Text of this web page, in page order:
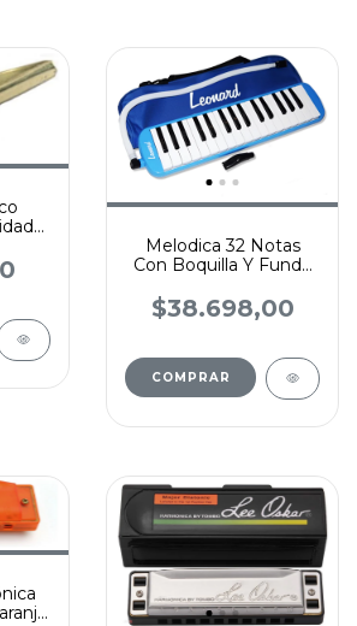
Melodica 32 Notas
Con Boquilla Y Funda
$38.698,00
COMPRAR